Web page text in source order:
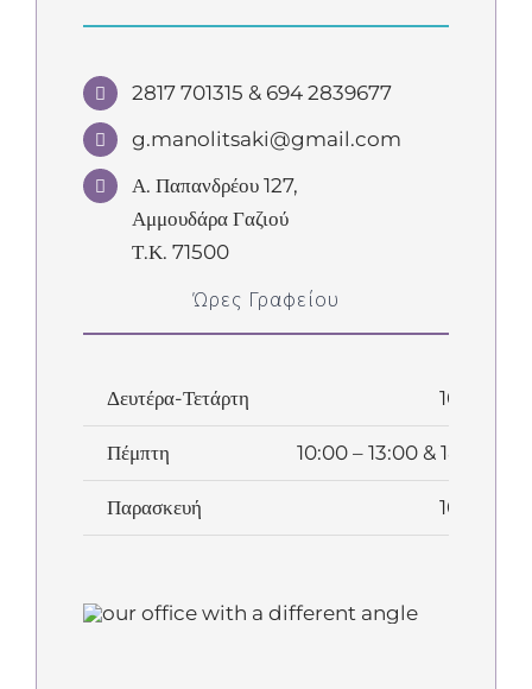
2817 701315 & 694 2839677
g.manolitsaki@gmail.com
Α. Παπανδρέου 127,
Αμμουδάρα Γαζιού
Τ.Κ. 71500
Ώρες Γραφείου
Δευτέρα-Τετάρτη 10:00 –
Πέμπτη 10:00 – 13:00 & 18:00 –
Παρασκευή 10:00 –